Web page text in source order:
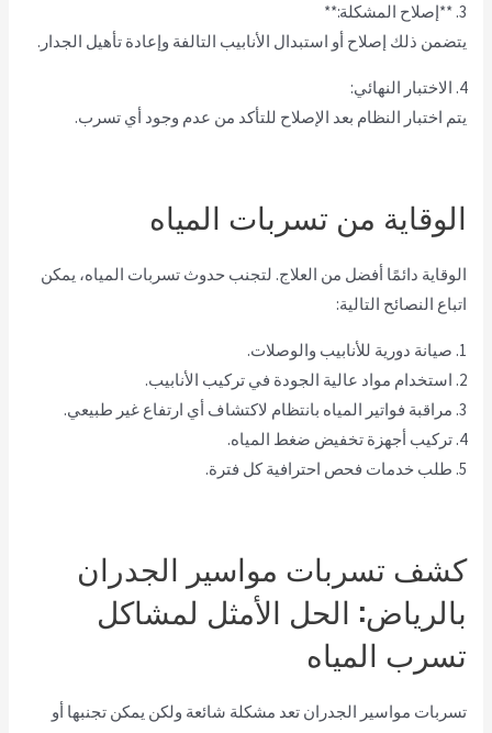
3. **إصلاح المشكلة:**
يتضمن ذلك إصلاح أو استبدال الأنابيب التالفة وإعادة تأهيل الجدار.
4. الاختبار النهائي:
يتم اختبار النظام بعد الإصلاح للتأكد من عدم وجود أي تسرب.
الوقاية من تسربات المياه
الوقاية دائمًا أفضل من العلاج. لتجنب حدوث تسربات المياه، يمكن
اتباع النصائح التالية:
1. صيانة دورية للأنابيب والوصلات.
2. استخدام مواد عالية الجودة في تركيب الأنابيب.
3. مراقبة فواتير المياه بانتظام لاكتشاف أي ارتفاع غير طبيعي.
4. تركيب أجهزة تخفيض ضغط المياه.
5. طلب خدمات فحص احترافية كل فترة.
كشف تسربات مواسير الجدران
بالرياض: الحل الأمثل لمشاكل
تسرب المياه
تسربات مواسير الجدران تعد مشكلة شائعة ولكن يمكن تجنبها أو